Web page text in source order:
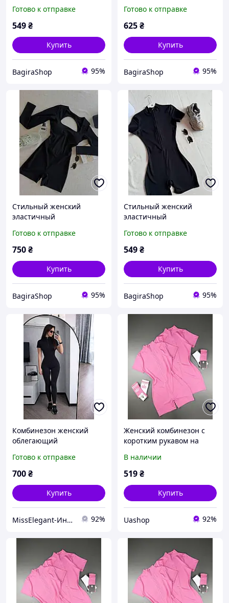
комбинезон плотный
микродайвинг
Готово к отправке
549₴
Купить
BagiraShop 95%
комбинезон
микродайвинг
Готово к отправке
625₴
Купить
BagiraShop 95%
Стильный женский
эластичный
комбенизон с чашками с
открытой спинкой
Готово к отправке
750₴
Купить
BagiraShop 95%
Стильный женский
эластичный
комбинезон плотный
микродайвинг
Готово к отправке
549₴
Купить
BagiraShop 95%
Комбинезон женский
облегающий
эластичный эффект
вторая кожа тренд 2026
Готово к отправке
700₴
Купить
MissElegant-Интернет магазин одежды 92%
Женский комбинезон с
коротким рукавом на
качественный
микродайвинг XsS ML LXL
шоколад молоко
В наличии
519₴
Купить
Uashop 92%